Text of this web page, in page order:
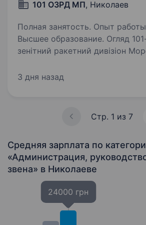
101 ОЗРД МП, Николаев
Полная занятость. Опыт
Высшее образование. Огляд 101-ий окремий
зенітний ракетний дивізіон
повітряних просторів держави,
3 дня назад
Стр. 1 из 7
Средняя зарплата по
«Администрация,
звена» в Николаеве
24000 грн